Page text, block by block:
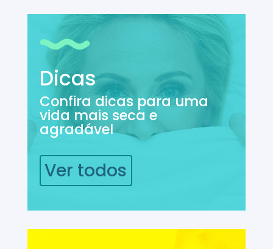
Dicas
Confira dicas para uma
vida mais seca e
agradável
Ver todos